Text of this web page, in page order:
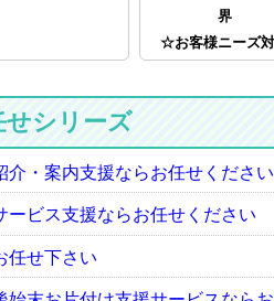
界
☆お客様ニーズ
せシリーズ
介・案内支援ならお任せください
ービス支援ならお任せください
任せ下さい